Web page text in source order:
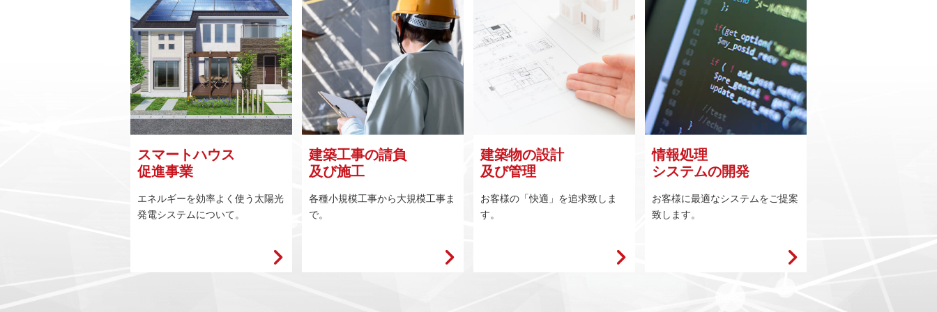
スマートハウス
促進事業
エネルギーを効率よく使う太陽光
発電システムについて。
建築工事の請負
及び施工
各種小規模工事から大規模工事ま
で。
建築物の設計
及び管理
お客様の「快適」を追求致しま
す。
情報処理
システムの開発
お客様に最適なシステムをご提案
致します。